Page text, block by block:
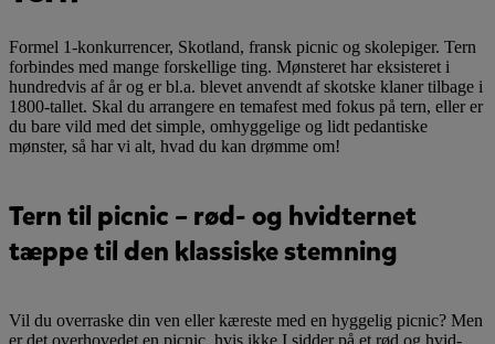
Formel 1-konkurrencer, Skotland, fransk picnic og skolepiger. Tern
forbindes med mange forskellige ting. Mønsteret har eksisteret i
hundredvis af år og er bl.a. blevet anvendt af skotske klaner tilbage i
1800-tallet. Skal du arrangere en temafest med fokus på tern, eller er
du bare vild med det simple, omhyggelige og lidt pedantiske
mønster, så har vi alt, hvad du kan drømme om!
Tern til picnic – rød- og hvidternet
tæppe til den klassiske stemning
Vil du overraske din ven eller kæreste med en hyggelig picnic? Men
er det overhovedet en picnic, hvis ikke I sidder på et rød og hvid-